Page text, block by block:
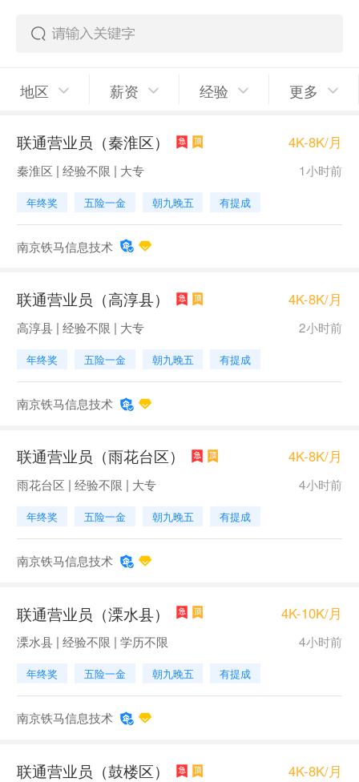
地区 薪资 经验 更多
联通营业员（秦淮区） 4K-8K/月
秦淮区 | 经验不限 | 大专 1小时前
年终奖 五险一金 朝九晚五 有提成
南京铁马信息技术
联通营业员（高淳县） 4K-8K/月
高淳县 | 经验不限 | 大专 2小时前
年终奖 五险一金 朝九晚五 有提成
南京铁马信息技术
联通营业员（雨花台区） 4K-8K/月
雨花台区 | 经验不限 | 大专 4小时前
年终奖 五险一金 朝九晚五 有提成
南京铁马信息技术
联通营业员（溧水县） 4K-10K/月
溧水县 | 经验不限 | 学历不限 4小时前
年终奖 五险一金 朝九晚五 有提成
南京铁马信息技术
联通营业员（鼓楼区） 4K-8K/月